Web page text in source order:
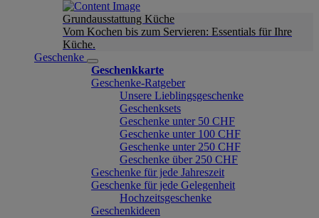
Grundausstattung Küche
Vom Kochen bis zum Servieren: Essentials für Ihre
Küche.
Geschenke
Geschenkkarte
Geschenke-Ratgeber
Unsere Lieblingsgeschenke
Geschenksets
Geschenke unter 50 CHF
Geschenke unter 100 CHF
Geschenke unter 250 CHF
Geschenke über 250 CHF
Geschenke für jede Jahreszeit
Geschenke für jede Gelegenheit
Hochzeitsgeschenke
Geschenkideen